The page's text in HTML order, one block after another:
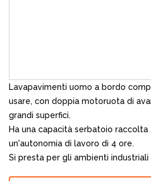
Lavapavimenti uomo a bordo
usare, con doppia motoruota di
grandi superfici.
Ha una capacità serbatoio
un'autonomia di lavoro di 4 ore.
Si presta per gli ambienti industriali